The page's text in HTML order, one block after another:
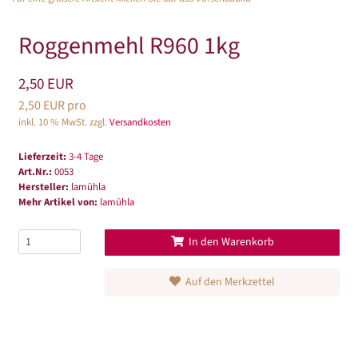
Roggenmehl R960 1kg
2,50 EUR
2,50 EUR pro
inkl. 10 % MwSt. zzgl.Versandkosten
Lieferzeit: 3-4 Tage
Art.Nr.: 0053
Hersteller: lamühla
Mehr Artikel von: lamühla
In den Warenkorb
Auf den Merkzettel